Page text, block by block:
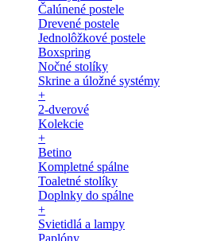
Čalúnené postele
Drevené postele
Jednolôžkové postele
Boxspring
Nočné stolíky
Skrine a úložné systémy
+
2-dverové
Kolekcie
+
Betino
Kompletné spálne
Toaletné stolíky
Doplnky do spálne
+
Svietidlá a lampy
Paplóny